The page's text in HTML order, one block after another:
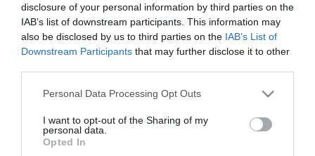
disclosure of your personal information by third parties on the
IAB’s list of downstream participants. This information may
also be disclosed by us to third parties on the IAB’s List of
Downstream Participants that may further disclose it to other
Please note that this website/app uses one or more Google
not limited to your visit or usage behaviour. You may click to
grant or deny consent to Google and its third-party tags to
use your data for below specified purposes in below Google
Personal Data Processing Opt Outs
I want to opt-out of the Sharing of my
personal data.
Opted In